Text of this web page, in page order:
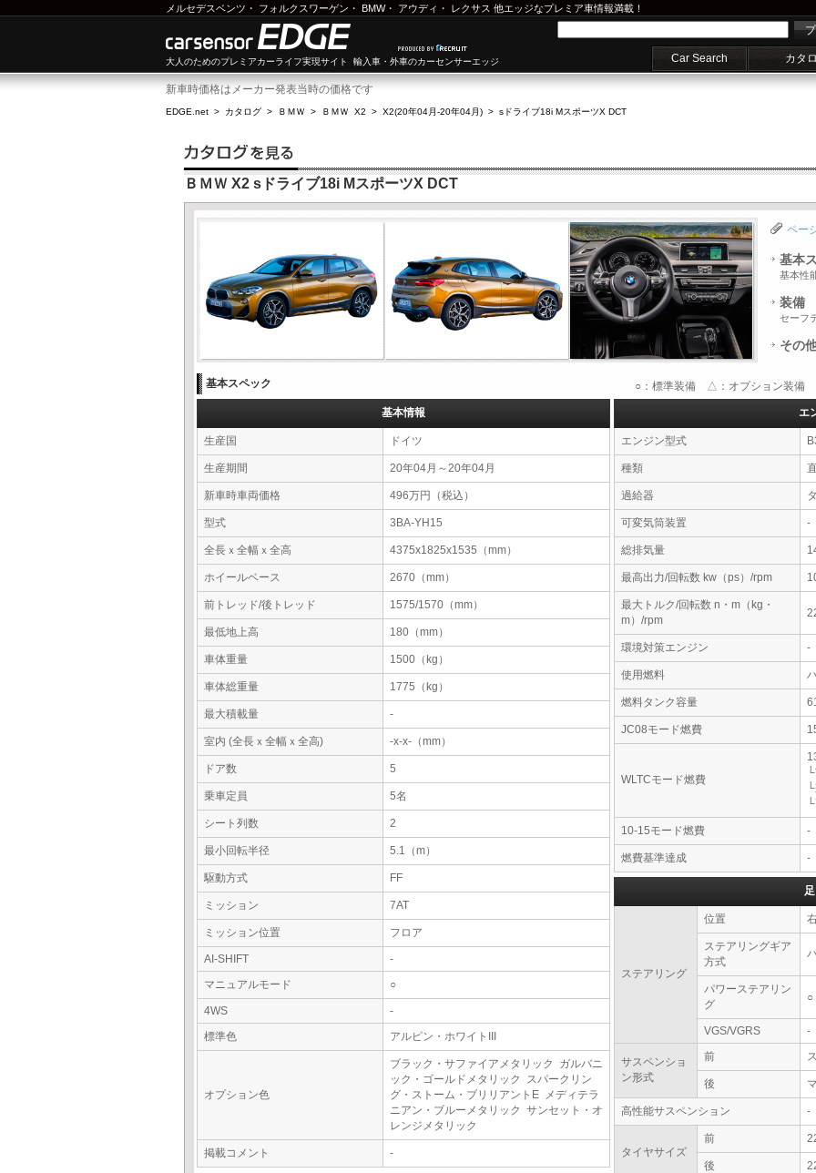
メルセデスベンツ ・ フォルクスワーゲン ・ BMW・ アウディ ・ レクサス 他エッジなプレミア車情報満載！
大人のためのプレミアカーライフ実現サイト 輸入車・外車のカーセンサーエッジ Car Search カタ
新車時価格はメーカー発表当時の価格です
EDGE.net > カタログ > ＢＭＷ > ＢＭＷ X2 > X2(20年04月-20年04月) > sドライブ18i MスポーツX DCT
ＢＭＷ X2 sドライブ18i MスポーツX DCT
ペー
基本
基本性
装備
セーフ
その
基本スペック ○：標準装備 △：オプション装備 -
基本情報
生産国 ドイツ
生産期間 20年04月～20年04月
新車時車両価格 496万円（税込）
型式 3BA-YH15
全長ｘ全幅ｘ全高 4375x1825x1535（mm）
ホイールベース 2670（mm）
前トレッド/後トレッド 1575/1570（mm）
最低地上高 180（mm）
車体重量 1500（kg）
車体総重量 1775（kg）
最大積載量 -
室内 (全長ｘ全幅ｘ全高) -x-x-（mm）
ドア数 5
乗車定員 5名
シート列数 2
最小回転半径 5.1（m）
駆動方式 FF
ミッション 7AT
ミッション位置 フロア
AI-SHIFT
-
マニュアルモード
○
4WS
-
標準色
アルピン・ホワイトIII
オプション色
ブラック・サファイアメタリック ガルバニ
ック・ゴールドメタリック スパークリン
グ・ストーム・ブリリアントE メディテラ
ニアン・ブルーメタリック サンセット・オ
レンジメタリック
掲載コメント -
エ
エンジン型式
種類
過給器
可変気筒装置 -
総排気量
最高出力/回転数 kw（ps）/rpm
最大トルク/回転数 n・m（kg・
m）/rpm
環境対策エンジン -
使用燃料
燃料タンク容量
JC08モード燃費
WLTCモード燃費
10-15モード燃費 -
燃費基準達成 -
ステアリング
位置
ステアリングギア
方式
パワーステアリン
グ
○
VGS/VGRS -
サスペンショ
ン形式
前
後
高性能サスペンション -
タイヤサイズ
前
後